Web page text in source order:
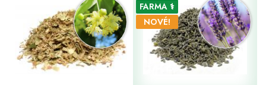
FARMA ⚕
NOVÉ!